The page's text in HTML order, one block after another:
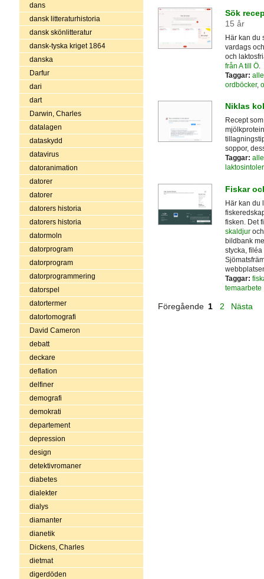
dans
dansk litteraturhistoria
dansk skönlitteratur
dansk-tyska kriget 1864
danska
Darfur
dari
dart
Darwin, Charles
datalagen
dataskydd
datavirus
datoranimation
datorer
datorer
datorers historia
datorers historia
datormoln
datorprogram
datorprogram
datorprogrammering
datorspel
datortermer
datortomografi
David Cameron
debatt
deckare
deflation
delfiner
demografi
demokrati
departement
depression
design
detektivromaner
diabetes
dialekter
dialys
diamanter
dianetik
Dickens, Charles
dietmat
digerdöden
Sök
15 år
Här kan du
vardags
och
från A till Ö.
Taggar:
ordböcker,
Niklas
Recept
soppor,
Taggar:
Fiskar
Här kan du
fisken. Det
skaldjur
bildbank
stycka,
Taggar:
temaarbete
Föregående 1 2 Nästa